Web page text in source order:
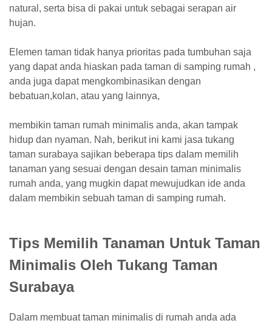
natural, serta bisa di pakai untuk sebagai serapan air
hujan.
Elemen taman tidak hanya prioritas pada tumbuhan saja
yang dapat anda hiaskan pada taman di samping rumah ,
anda juga dapat mengkombinasikan dengan
bebatuan,kolan, atau yang lainnya,
membikin taman rumah minimalis anda, akan tampak
hidup dan nyaman. Nah, berikut ini kami jasa tukang
taman surabaya sajikan beberapa tips dalam memilih
tanaman yang sesuai dengan desain taman minimalis
rumah anda, yang mugkin dapat mewujudkan ide anda
dalam membikin sebuah taman di samping rumah.
Tips Memilih Tanaman Untuk Taman
Minimalis Oleh Tukang Taman
Surabaya
Dalam membuat taman minimalis di rumah anda ada